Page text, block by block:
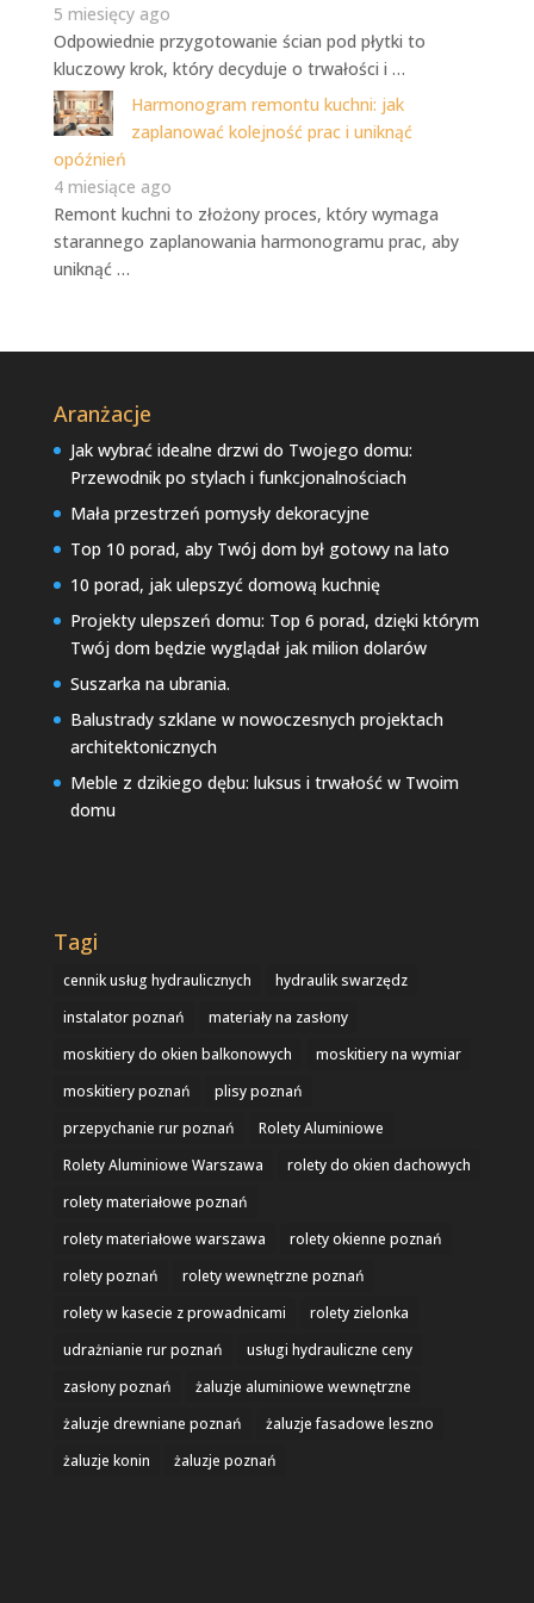
5 miesięcy ago
Odpowiednie przygotowanie ścian pod płytki to
kluczowy krok, który decyduje o trwałości i …
Harmonogram remontu kuchni: jak
zaplanować kolejność prac i uniknąć
opóźnień
4 miesiące ago
Remont kuchni to złożony proces, który wymaga
starannego zaplanowania harmonogramu prac, aby
uniknąć …
Aranżacje
Jak wybrać idealne drzwi do Twojego domu:
Przewodnik po stylach i funkcjonalnościach
Mała przestrzeń pomysły dekoracyjne
Top 10 porad, aby Twój dom był gotowy na lato
10 porad, jak ulepszyć domową kuchnię
Projekty ulepszeń domu: Top 6 porad, dzięki którym
Twój dom będzie wyglądał jak milion dolarów
Suszarka na ubrania.
Balustrady szklane w nowoczesnych projektach
architektonicznych
Meble z dzikiego dębu: luksus i trwałość w Twoim
domu
Tagi
cennik usług hydraulicznych
hydraulik swarzędz
instalator poznań
materiały na zasłony
moskitiery do okien balkonowych
moskitiery na wymiar
moskitiery poznań
plisy poznań
przepychanie rur poznań
Rolety Aluminiowe
Rolety Aluminiowe Warszawa
rolety do okien dachowych
rolety materiałowe poznań
rolety materiałowe warszawa
rolety okienne poznań
rolety poznań
rolety wewnętrzne poznań
rolety w kasecie z prowadnicami
rolety zielonka
udrażnianie rur poznań
usługi hydrauliczne ceny
zasłony poznań
żaluzje aluminiowe wewnętrzne
żaluzje drewniane poznań
żaluzje fasadowe leszno
żaluzje konin
żaluzje poznań